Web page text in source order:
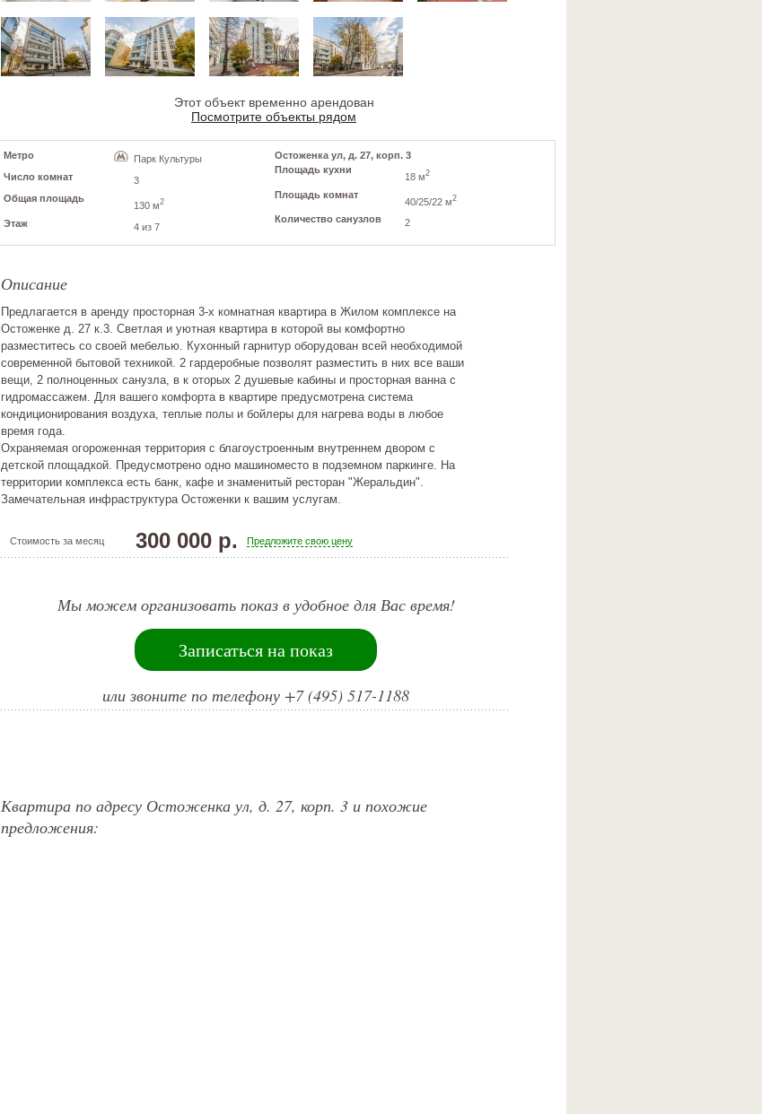
Этот объект временно арендован
Посмотрите объекты рядом
Метро
Парк Культуры
Число комнат
3
Общая площадь
130 м2
Этаж 4 из 7
Остоженка ул, д. 27, корп. 3
Площадь кухни
18 м2
Площадь комнат
40/25/22 м2
Количество санузлов 2
Описание
Предлагается в аренду просторная 3-х комнатная квартира в Жилом комплексе на
Остоженке д. 27 к.3. Светлая и уютная квартира в которой вы комфортно
разместитесь со своей мебелью. Кухонный гарнитур оборудован всей необходимой
современной бытовой техникой. 2 гардеробные позволят разместить в них все ваши
вещи, 2 полноценных санузла, в к оторых 2 душевые кабины и просторная ванна с
гидромассажем. Для вашего комфорта в квартире предусмотрена система
кондиционирования воздуха, теплые полы и бойлеры для нагрева воды в любое
время года.
Охраняемая огороженная территория с благоустроенным внутреннем двором с
детской площадкой. Предусмотрено одно машиноместо в подземном паркинге. На
территории комплекса есть банк, кафе и знаменитый ресторан "Жеральдин".
Замечательная инфраструктура Остоженки к вашим услугам.
Стоимость за месяц 300 000 р. Предложите свою цену
Мы можем организовать показ в удобное для Вас время!
Записаться на показ
или звоните по телефону +7 (495) 517-1188
Квартира по адресу Остоженка ул, д. 27, корп. 3 и похожие
предложения: